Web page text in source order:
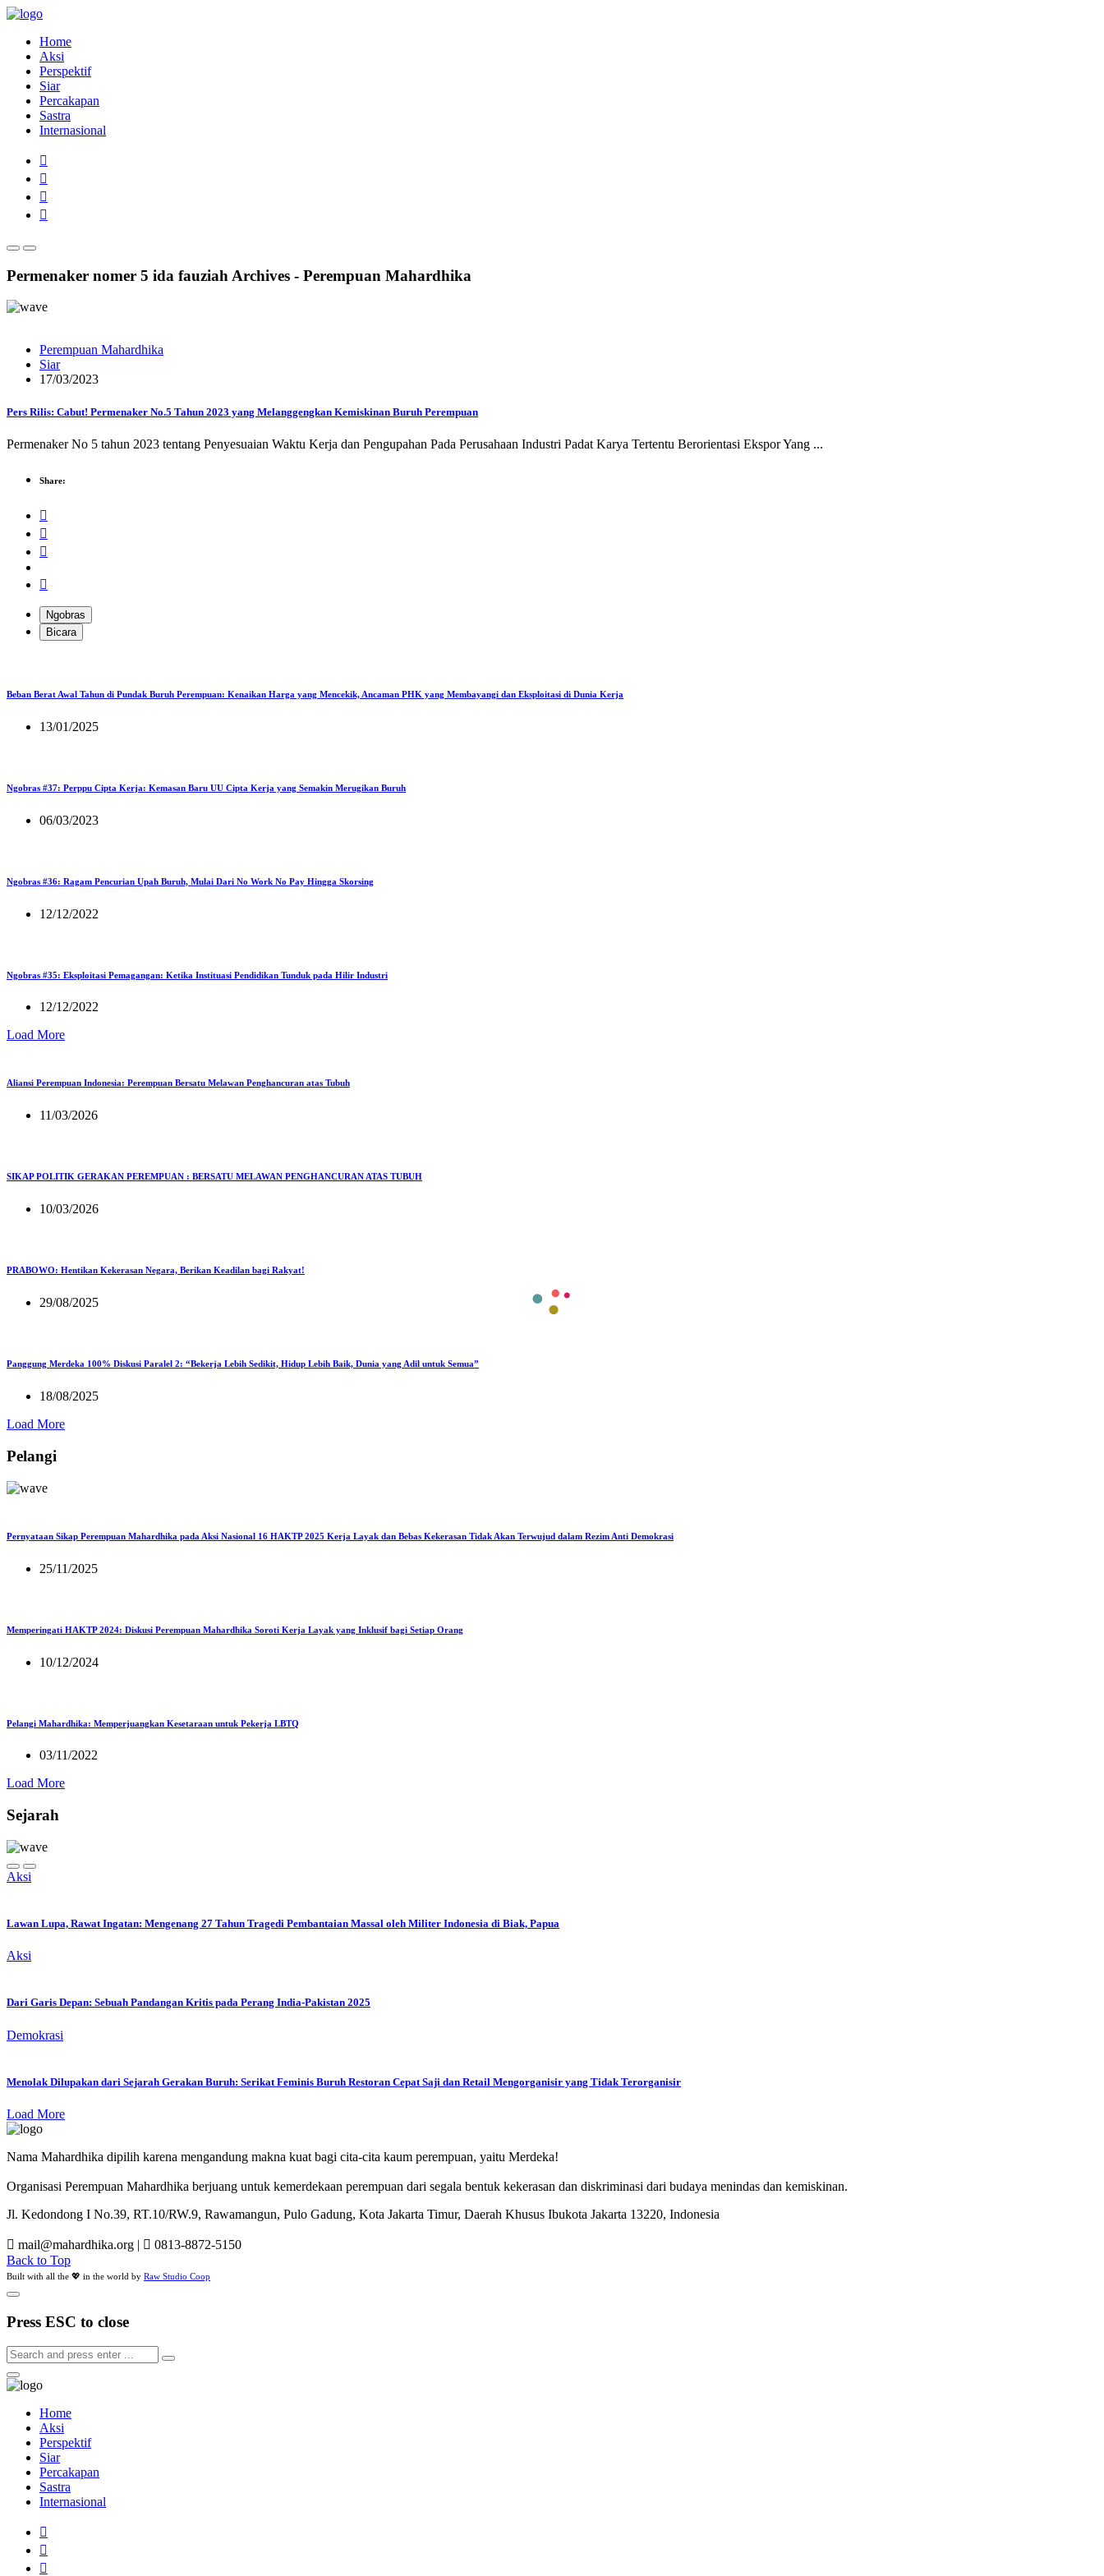
Home
Aksi
Perspektif
Siar
Percakapan
Sastra
Internasional
Permenaker nomer 5 ida fauziah Archives - Perempuan Mahardhika
Perempuan Mahardhika
Siar
17/03/2023
Pers Rilis: Cabut! Permenaker No.5 Tahun 2023 yang Melanggengkan Kemiskinan Buruh Perempuan
Permenaker No 5 tahun 2023 tentang Penyesuaian Waktu Kerja dan Pengupahan Pada Perusahaan Industri Padat Karya Tertentu Berorientasi Ekspor Yang ...
Share:
Ngobras
Bicara
Beban Berat Awal Tahun di Pundak Buruh Perempuan: Kenaikan Harga yang Mencekik, Ancaman PHK yang Membayangi dan Eksploitasi di Dunia Kerja
13/01/2025
Ngobras #37: Perppu Cipta Kerja: Kemasan Baru UU Cipta Kerja yang Semakin Merugikan Buruh
06/03/2023
Ngobras #36: Ragam Pencurian Upah Buruh, Mulai Dari No Work No Pay Hingga Skorsing
12/12/2022
Ngobras #35: Eksploitasi Pemagangan: Ketika Instituasi Pendidikan Tunduk pada Hilir Industri
12/12/2022
Load More
Aliansi Perempuan Indonesia: Perempuan Bersatu Melawan Penghancuran atas Tubuh
11/03/2026
SIKAP POLITIK GERAKAN PEREMPUAN : BERSATU MELAWAN PENGHANCURAN ATAS TUBUH
10/03/2026
PRABOWO: Hentikan Kekerasan Negara, Berikan Keadilan bagi Rakyat!
29/08/2025
Panggung Merdeka 100% Diskusi Paralel 2: “Bekerja Lebih Sedikit, Hidup Lebih Baik, Dunia yang Adil untuk Semua”
18/08/2025
Load More
Pelangi
Pernyataan Sikap Perempuan Mahardhika pada Aksi Nasional 16 HAKTP 2025 Kerja Layak dan Bebas Kekerasan Tidak Akan Terwujud dalam Rezim Anti Demokrasi
25/11/2025
Memperingati HAKTP 2024: Diskusi Perempuan Mahardhika Soroti Kerja Layak yang Inklusif bagi Setiap Orang
10/12/2024
Pelangi Mahardhika: Memperjuangkan Kesetaraan untuk Pekerja LBTQ
03/11/2022
Load More
Sejarah
Aksi
Lawan Lupa, Rawat Ingatan: Mengenang 27 Tahun Tragedi Pembantaian Massal oleh Militer Indonesia di Biak, Papua
Aksi
Dari Garis Depan: Sebuah Pandangan Kritis pada Perang India-Pakistan 2025
Demokrasi
Menolak Dilupakan dari Sejarah Gerakan Buruh: Serikat Feminis Buruh Restoran Cepat Saji dan Retail Mengorganisir yang Tidak Terorganisir
Load More
Nama Mahardhika dipilih karena mengandung makna kuat bagi cita-cita kaum perempuan, yaitu Merdeka!
Organisasi Perempuan Mahardhika berjuang untuk kemerdekaan perempuan dari segala bentuk kekerasan dan diskriminasi dari budaya menindas dan kemiskinan.
Jl. Kedondong I No.39, RT.10/RW.9, Rawamangun, Pulo Gadung, Kota Jakarta Timur, Daerah Khusus Ibukota Jakarta 13220, Indonesia
mail@mahardhika.org |
0813-8872-5150
Back to Top
Built with all the 💖 in the world by Raw Studio Coop
Press ESC to close
Home
Aksi
Perspektif
Siar
Percakapan
Sastra
Internasional